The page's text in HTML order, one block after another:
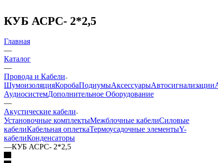
КУБ АСРС- 2*2,5
Главная
—
Каталог
—
Провода и Кабели
ШумоизоляцияКоробаПодиумыАксессуарыАвтосигнализации
АудиосистемДополнительное Оборудование
—
Акустические кабели
Установочные комплектыМежблочные кабелиСиловые
кабелиКабельная оплеткаТермоусадочные элементыY-
кабелиКонденсаторы
—КУБ АСРС- 2*2,5